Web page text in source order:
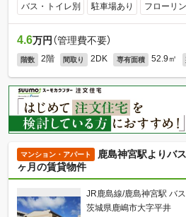
バス・トイレ別 駐車場あり フローリ
4.6万円 （管理費不要）
階数 2階 間取り 2DK 専有面積 52.9㎡
マンション・アパート
鹿島神宮駅よりバ
ヶ月の賃貸物件
JR鹿島線/鹿島神宮駅 バ
茨城県鹿嶋市大字平井